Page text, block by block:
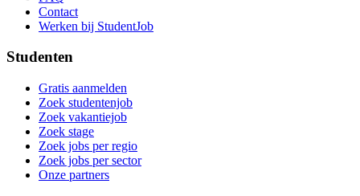
Contact
Werken bij StudentJob
Studenten
Gratis aanmelden
Zoek studentenjob
Zoek vakantiejob
Zoek stage
Zoek jobs per regio
Zoek jobs per sector
Onze partners